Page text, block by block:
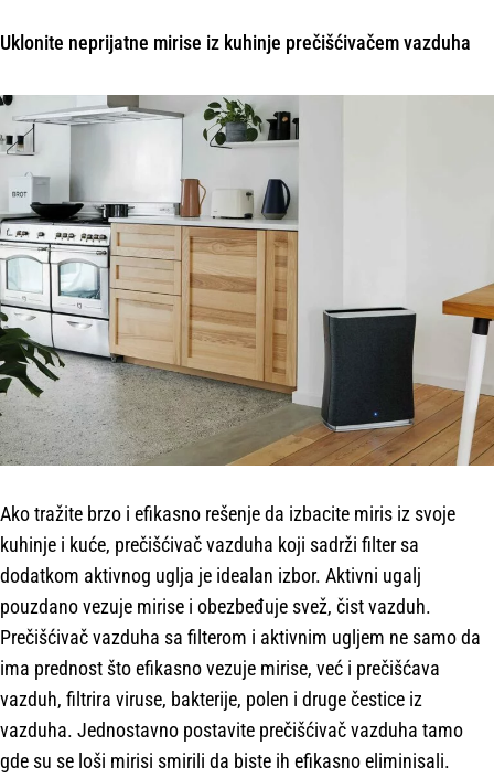
Uklonite neprijatne mirise iz kuhinje prečišćivačem vazduha
Ako tražite brzo i efikasno rešenje da izbacite miris iz svoje
kuhinje i kuće, prečišćivač vazduha koji sadrži filter sa
dodatkom aktivnog uglja je idealan izbor. Aktivni ugalj
pouzdano vezuje mirise i obezbeđuje svež, čist vazduh.
Prečišćivač vazduha sa filterom i aktivnim ugljem ne samo da
ima prednost što efikasno vezuje mirise, već i prečišćava
vazduh, filtrira viruse, bakterije, polen i druge čestice iz
vazduha. Jednostavno postavite prečišćivač vazduha tamo
gde su se loši mirisi smirili da biste ih efikasno eliminisali.